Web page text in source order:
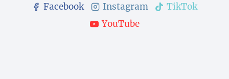
Facebook Instagram
TikTok
YouTube